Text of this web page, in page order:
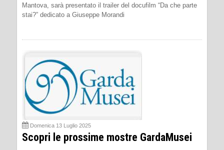
Mantova, sarà presentato il trailer del docufilm “Da che parte
stai?” dedicato a Giuseppe Morandi
Domenica 13 Luglio 2025
Scopri le prossime mostre GardaMusei